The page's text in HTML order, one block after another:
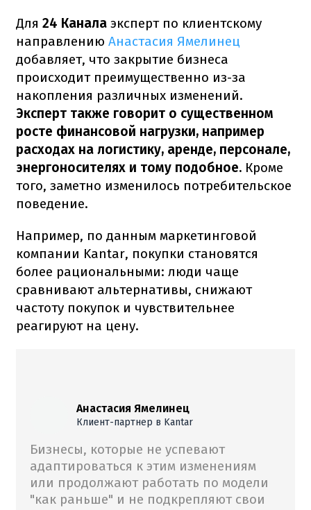
Для 24 Канала эксперт по клиентскому
направлению Анастасия Ямелинец
добавляет, что закрытие бизнеса
происходит преимущественно из-за
накопления различных изменений.
Эксперт также говорит о существенном
росте финансовой нагрузки, например
расходах на логистику, аренде, персонале,
энергоносителях и тому подобное. Кроме
того, заметно изменилось потребительское
поведение.
Например, по данным маркетинговой
компании Kantar, покупки становятся
более рациональными: люди чаще
сравнивают альтернативы, снижают
частоту покупок и чувствительнее
реагируют на цену.
Анастасия Ямелинец
Клиент-партнер в Kantar
Бизнесы, которые не успевают
адаптироваться к этим изменениям
или продолжают работать по модели
"как раньше" и не подкрепляют свои